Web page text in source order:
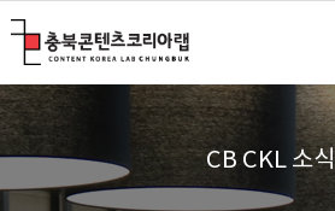
CB CKL 소식